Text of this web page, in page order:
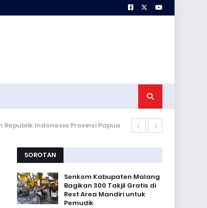
SOROTAN
Senkom Kabupaten Malang
Bagikan 300 Takjil Gratis di
Rest Area Mandiri untuk
Pemudik